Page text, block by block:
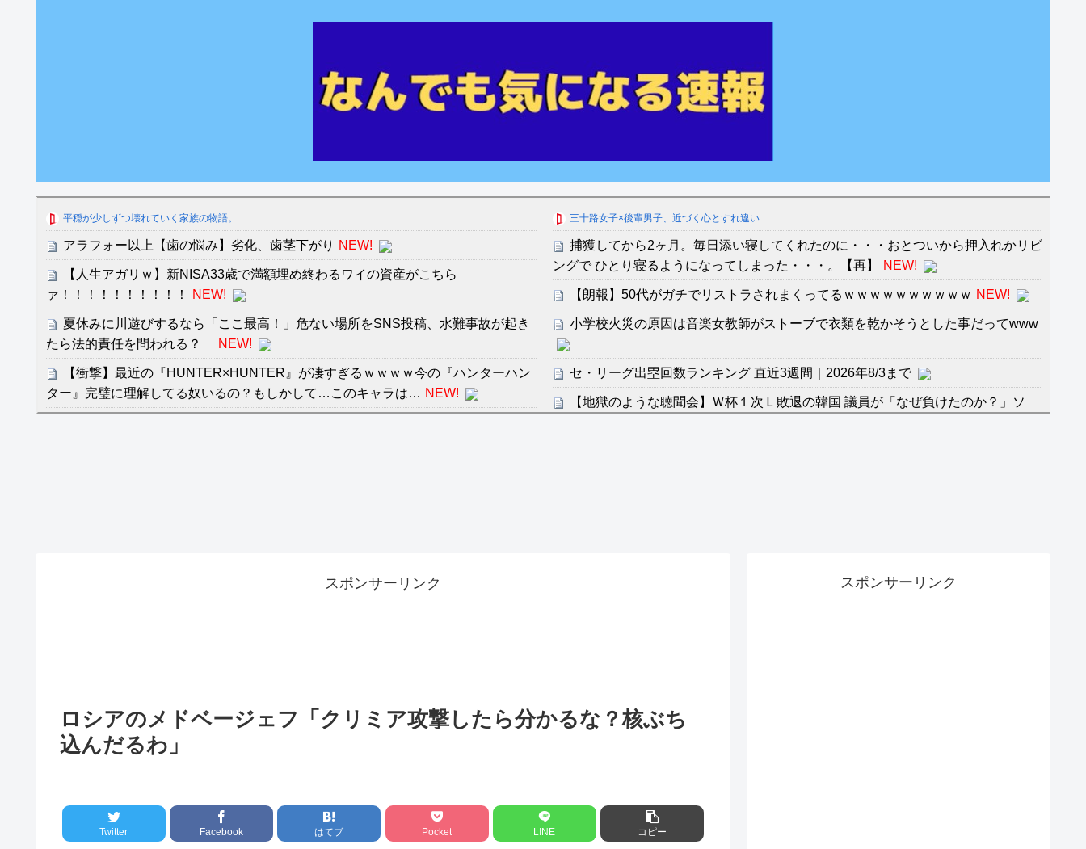
平穏が少しずつ壊れていく家族の物語。
アラフォー以上【歯の悩み】劣化、歯茎下がり NEW!
【人生アガリｗ】新NISA33歳で満額埋め終わるワイの資産がこちら
ァ！！！！！！！！！！
NEW!
夏休みに川遊びするなら「ここ最高！」危ない場所をSNS投稿、水難事故が起き
たら法的責任を問われる？
NEW!
【衝撃】最近の『HUNTER×HUNTER』が凄すぎるｗｗｗｗ今の『ハンターハン
ター』完璧に理解してる奴いるの？もしかして…このキャラは… NEW!
七ツ森りり ご令嬢と召使いの禁断の恋…1日だけ許された夫婦としての時間をひ
三十路女子×後輩男子、近づく心とすれ違い
捕獲してから2ヶ月。毎日添い寝してくれたのに・・・おとついから押入れかリビ
ングで ひとり寝るようになってしまった・・・。【再】
NEW!
【朗報】50代がガチでリストラされまくってるｗｗｗｗｗｗｗｗｗｗ NEW!
小学校火災の原因は音楽女教師がストーブで衣類を乾かそうとした事だってwww
セ・リーグ出塁回数ランキング 直近3週間｜2026年8/3まで
【地獄のような聴聞会】Ｗ杯１次Ｌ敗退の韓国 議員が「なぜ負けたのか？」ソ
【第7話予告】水10ドラマ『ラムネモンキー』 トレンディなクリスマスイヴ
Powered by livedoor 相互RSS
スポンサーリンク
ロシアのメドベージェフ「クリミア攻撃したら分かるな？核ぶち
込んだるわ」
Twitter Facebook はてブ Pocket LINE コピー
スポンサーリンク